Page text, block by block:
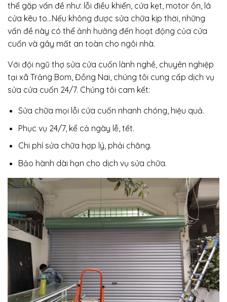
thể gặp vấn đề như: lỗi điều khiển, cửa kẹt, motor ồn, lá
cửa kêu to…Nếu không được sửa chữa kịp thời, những
vấn đề này có thể ảnh hưởng đến hoạt động của cửa
cuốn và gây mất an toàn cho ngôi nhà.
Với đội ngũ thợ sửa cửa cuốn lành nghề, chuyên nghiệp
tại xã Trảng Bom, Đồng Nai, chúng tôi cung cấp dịch vụ
sửa cửa cuốn 24/7. Chúng tôi cam kết:
Sửa chữa mọi lỗi cửa cuốn nhanh chóng, hiệu quả.
Phục vụ 24/7, kể cả ngày lễ, tết.
Chi phí sửa chữa hợp lý, phải chăng.
Bảo hành dài hạn cho dịch vụ sửa chữa.